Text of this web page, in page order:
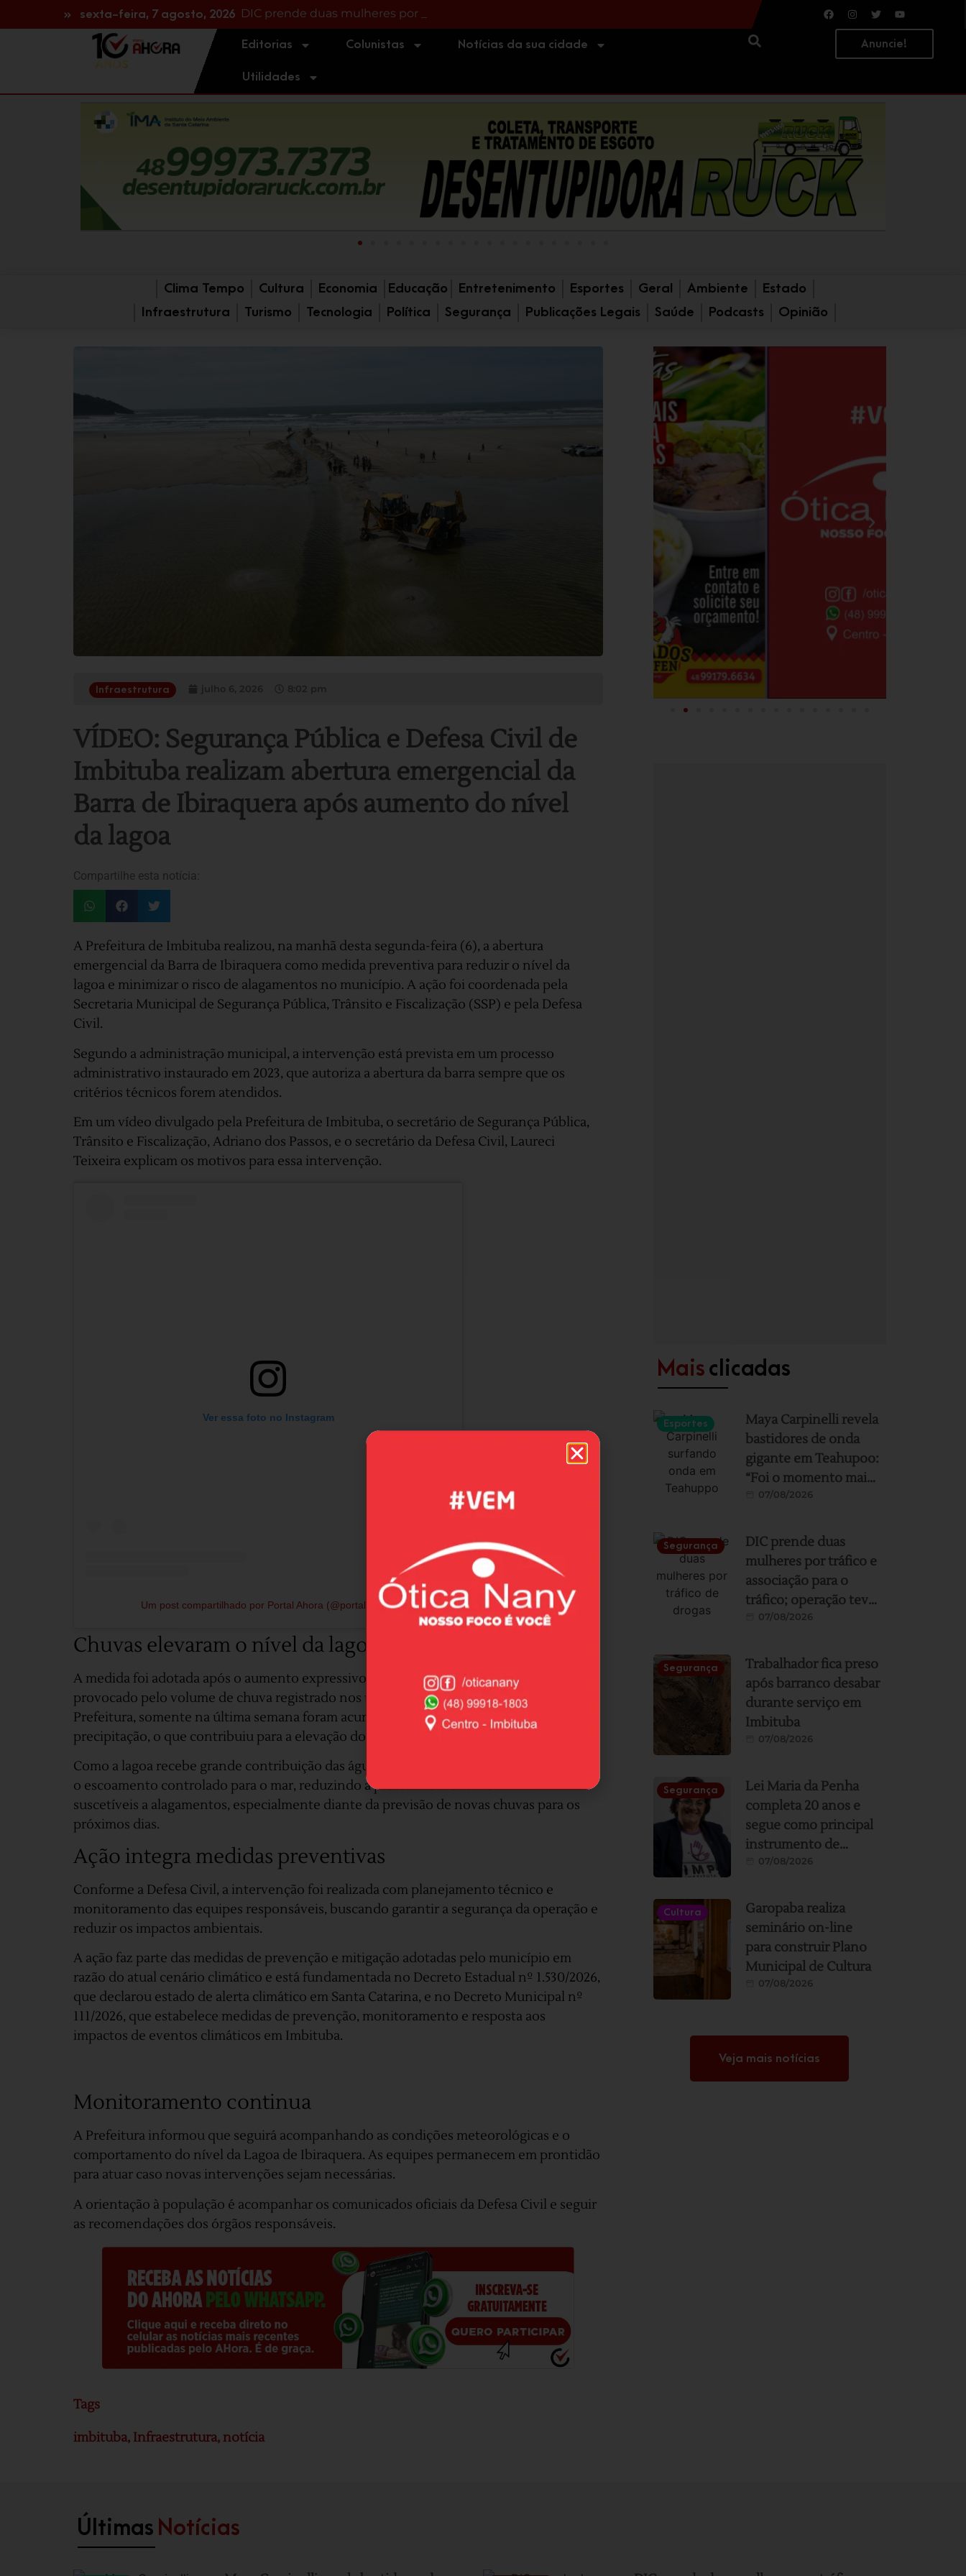
sexta-feira, 7 agosto, 2026 DIC prende duas mulheres por tráfico e associação para o tráf
Trabalhador fica preso após barranco desabar durante serviço em Imbituba
Editorias Colunistas Notícias da sua cidade
Utilidades
Anuncie!
Clima Tempo Cultura Economia Educação Entretenimento Esportes Geral Ambiente
Estado
Infraestrutura
Turismo Tecnologia Política Segurança Publicações Legais Saúde Podcasts Opinião
Infraestrutura
VÍDEO: Segurança Pública e Defesa Civil de
Imbituba realizam abertura emergencial da
Barra de Ibiraquera após aumento do nível
da lagoa
Compartilhe esta notícia:
A Prefeitura de Imbituba realizou, na manhã desta segunda-feira (6), a abertura
emergencial da Barra de Ibiraquera como medida preventiva para reduzir o nível da
lagoa e minimizar o risco de alagamentos no município. A ação foi coordenada pela
Secretaria Municipal de Segurança Pública, Trânsito e Fiscalização (SSP) e pela Defesa
Civil.
Segundo a administração municipal, a intervenção está prevista em um processo
administrativo instaurado em 2023, que autoriza a abertura da barra sempre que os
critérios técnicos forem atendidos.
Em um vídeo divulgado pela Prefeitura de Imbituba, o secretário de Segurança Pública,
Trânsito e Fiscalização, Adriano dos Passos, e o secretário da Defesa Civil, Laureci
Teixeira explicam os motivos para essa intervenção.
Ver essa foto no Instagram
Um post compartilhado por Portal Ahora (@portalahora)
Chuvas elevaram o nível da lagoa
A medida foi adotada após o aumento expressivo do nível da Lagoa de Ibiraquera,
provocado pelo volume de chuva registrado nos últimos dias. De acordo com a
Prefeitura, somente na última semana foram acumulados cerca de 87 milímetros de
precipitação, o que contribuiu para a elevação do volume de água.
Como a lagoa recebe grande contribuição das águas pluviais, a abertura da barra permite
o escoamento controlado para o mar, reduzindo a pressão sobre as áreas mais
suscetíveis a alagamentos, especialmente diante da previsão de novas chuvas para os
próximos dias.
Ação integra medidas preventivas
Conforme a Defesa Civil, a intervenção foi realizada com planejamento técnico e
monitoramento das equipes responsáveis, buscando garantir a segurança da operação e
reduzir os impactos ambientais.
A ação faz parte das medidas de prevenção e mitigação adotadas pelo município em
razão do atual cenário climático e está fundamentada no Decreto Estadual nº 1.530/2026,
que declarou estado de alerta climático em Santa Catarina, e no Decreto Municipal nº
111/2026, que estabelece medidas de prevenção, monitoramento e resposta aos
impactos de eventos climáticos em Imbituba.
Monitoramento continua
A Prefeitura informou que seguirá acompanhando as condições meteorológicas e o
comportamento do nível da Lagoa de Ibiraquera. As equipes permanecem em prontidão
para atuar caso novas intervenções sejam necessárias.
A orientação à população é acompanhar os comunicados oficiais da Defesa Civil e seguir
as recomendações dos órgãos responsáveis.
Tags
imbituba, Infraestrutura,notícia
Mais clicadas
Esportes
Maya Carpinelli revela
bastidores de onda
gigante em Teahupoo:
“Foi o momento mais
assustador e incrível
07/08/2026
Segurança
DIC prende duas
mulheres por tráfico e
associação para o
tráfico; operação teve
apoio da Polícia
apreensão de drogas e
dinheiro
07/08/2026
Segurança
Trabalhador fica preso
após barranco desabar
durante serviço em
Imbituba
07/08/2026
Segurança
Lei Maria da Penha
completa 20 anos e
segue como principal
instrumento de
proteção às mulheres
direitos
07/08/2026
Cultura
Garopaba realiza
seminário on-line
para construir Plano
Municipal de Cultura
07/08/2026
Veja mais notícias
Últimas Notícias